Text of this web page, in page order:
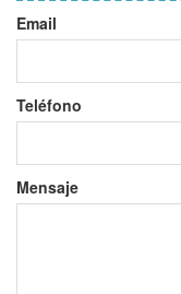
Email
Teléfono
Mensaje